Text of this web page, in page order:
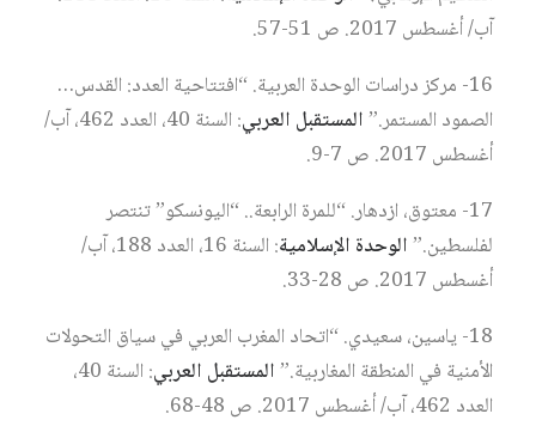
آب/ أغسطس 2017. ص 51-57.
16- مركز دراسات الوحدة العربية. “افتتاحية العدد: القدس…
الصمود المستمر.”المستقبل العربي
: السنة 40، العدد 462، آب/
أغسطس 2017. ص 7-9.
17- معتوق، ازدهار. “للمرة الرابعة.. “اليونسكو” تنتصر
لفلسطين.”الوحدة الإسلامية
: السنة 16، العدد 188، آب/
أغسطس 2017. ص 28-33.
18- ياسين، سعيدي. “اتحاد المغرب العربي في سياق التحولات
الأمنية في المنطقة المغاربية.”المستقبل العربي
: السنة 40،
العدد 462، آب/ أغسطس 2017. ص 48-68.